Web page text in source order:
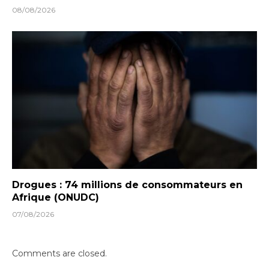
08/08/2026
Drogues : 74 millions de consommateurs en
Afrique (ONUDC)
07/08/2026
Comments are closed.